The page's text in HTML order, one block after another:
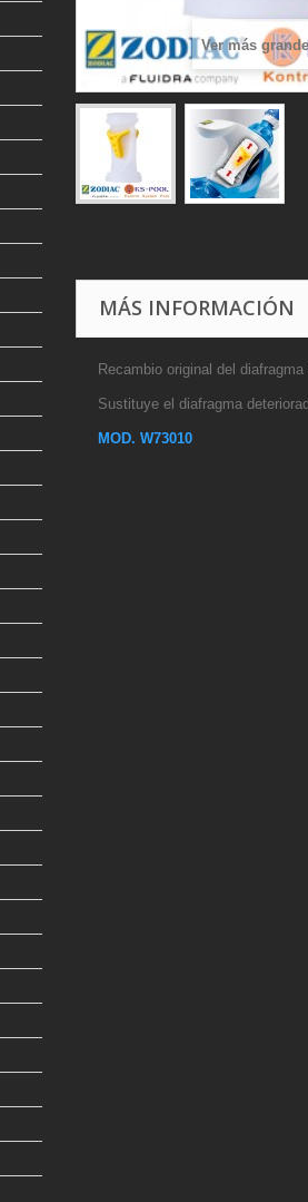
Ver más grande
MÁS INFORMACIÓN
Recambio original del
Sustituye el diafragma
MOD. W73010